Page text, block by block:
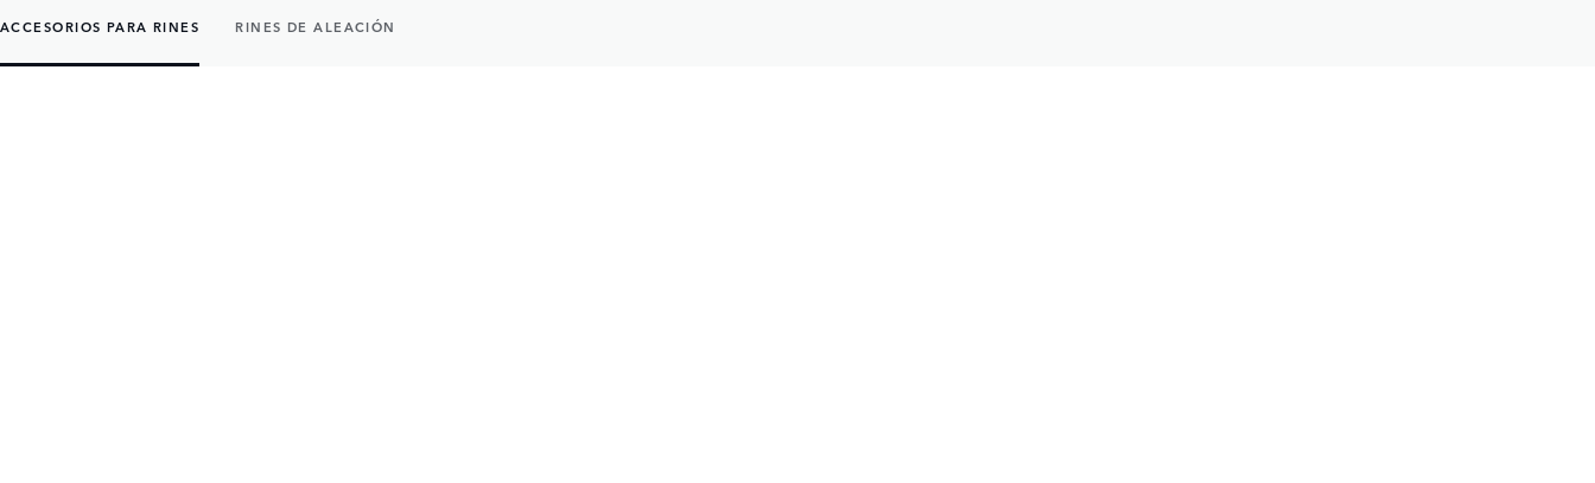
ACCESORIOS PARA RINES RINES DE ALEACIÓN